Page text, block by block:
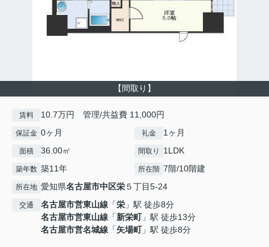
【間取り】
賃料 10.7万円 管理/共益費 11,000円
保証金 0ヶ月 礼金 1ヶ月
面積 36.00㎡ 間取り 1LDK
築年数 築11年 所在階 7階/10階建
所在地 愛知県名古屋市中区栄５丁目5-24
交通 名古屋市営東山線 「栄 」駅 徒歩8分
名古屋市営東山線 「新栄町」駅 徒歩13分
名古屋市営名城線 「矢場町」駅 徒歩8分